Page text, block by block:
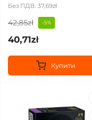
Без ПДВ: 37,69zł
42,85zł -5%
40,71zł
Купити